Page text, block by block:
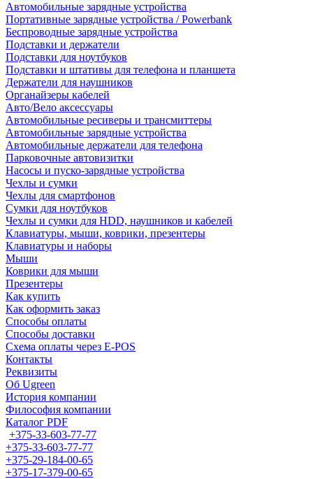
Автомобильные зарядные устройства
Портативные зарядные устройства / Powerbank
Беспроводные зарядные устройства
Подставки и держатели
Подставки для ноутбуков
Подставки и штативы для телефона и планшета
Держатели для наушников
Органайзеры кабелей
Авто/Вело аксессуары
Автомобильные ресиверы и трансмиттеры
Автомобильные зарядные устройства
Автомобильные держатели для телефона
Парковочные автовизитки
Насосы и пуско-зарядные устройства
Чехлы и сумки
Чехлы для смартфонов
Сумки для ноутбуков
Чехлы и сумки для HDD, наушников и кабелей
Клавиатуры, мыши, коврики, презентеры
Клавиатуры и наборы
Мыши
Коврики для мыши
Презентеры
Как купить
Как оформить заказ
Способы оплаты
Способы доставки
Схема оплаты через E-POS
Контакты
Реквизиты
Об Ugreen
История компании
Философия компании
Каталог PDF
+375-33-603-77-77
+375-33-603-77-77
+375-29-184-00-65
+375-17-379-00-65